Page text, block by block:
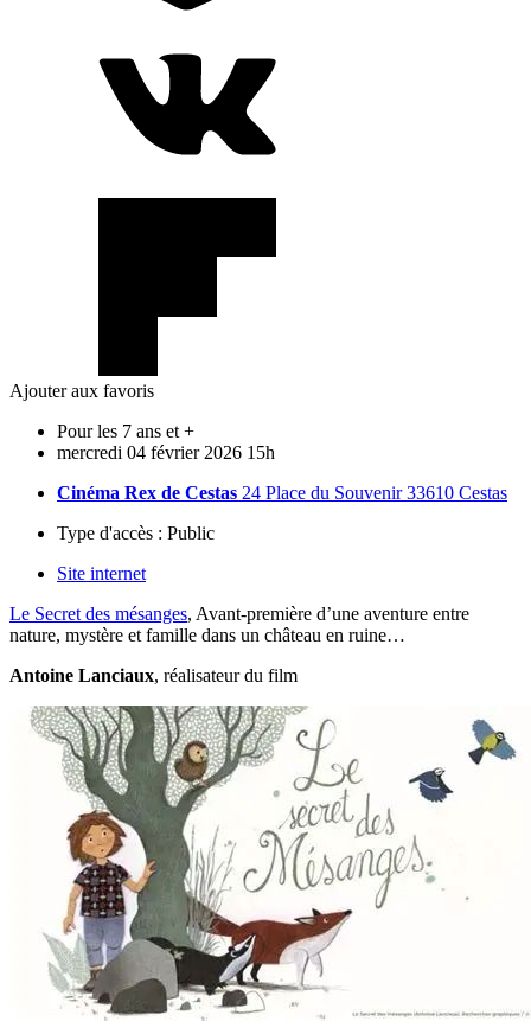
Ajouter aux favoris
Pour les 7 ans et +
mercredi 04 février 2026 15h
Cinéma Rex de Cestas 24 Place du Souvenir 33610 Cestas
Type d'accès : Public
Site internet
Le Secret des mésanges, Avant-première d’une aventure entre
nature, mystère et famille dans un château en ruine…
Antoine Lanciaux, réalisateur du film